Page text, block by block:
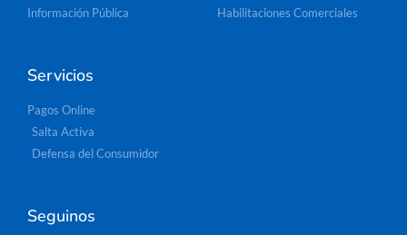
Información Pública
Habilitaciones Comerciales
Servicios
Pagos Online
Salta Activa
Defensa del Consumidor
Seguinos